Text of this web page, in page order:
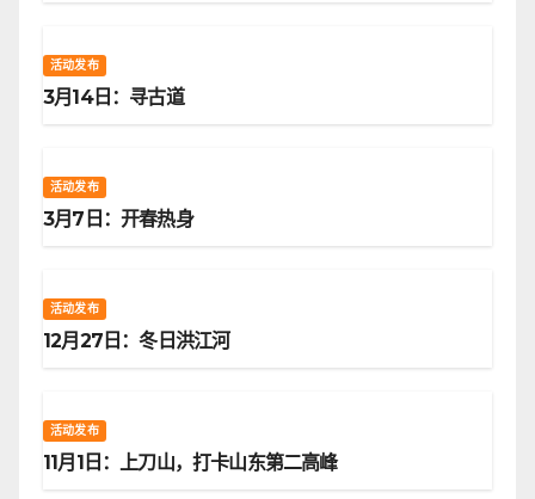
活动发布
3月14日：寻古道
活动发布
3月7日：开春热身
活动发布
12月27日：冬日洪江河
活动发布
11月1日：上刀山，打卡山东第二高峰